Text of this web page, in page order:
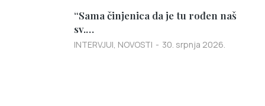
“Sama činjenica da je tu rođen naš
sv.…
INTERVJUI, NOVOSTI 30. srpnja 2026.